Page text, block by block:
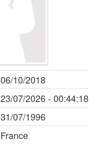
06/10/2018
23/07/2026 - 00:44:18
31/07/1996
France